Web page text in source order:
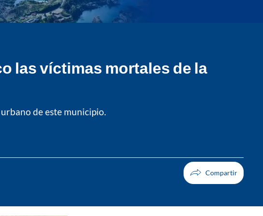
las víctimas mortales de la
de este municipio.